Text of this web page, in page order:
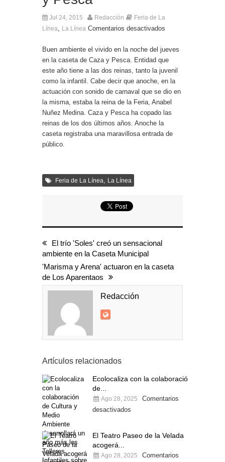
El Ministro Principal da la bienvenida a la nueva
Ministra británica para los Territorios de Ultramar
Jul 24, 2015 Redacción
Feria de La
Línea, La Línea Comentarios desactivados
Buen ambiente el vivido en la noche del jueves
en la caseta de Caza y Pesca. Entidad que
este año tiene a las dos reinas, tanto la juvenil
como la infantil. Cabe decir que anoche, en la
actuación con sonido de carnaval que se dio en
la misma, estaba la reina de la Feria, Anabel
Nuñez Medina. Caza y Pesca ha copado las
reinas de los dos últimos años. Anoche la
caseta registraba una maravillosa entrada de
público.
Feria de La Línea, La Línea
El trío 'Soles' creó un sensacional
ambiente en la Caseta Municipal
'Marisma y Arena' actuaron en la caseta
de Los Aparentaos
Redacción
Artículos relacionados
Ecolocaliza con la colaboración
de...
Ago 28, 2025
Comentarios
desactivados
El Teatro Paseo de la Velada
acogerá...
Ago 28, 2025
Comentarios